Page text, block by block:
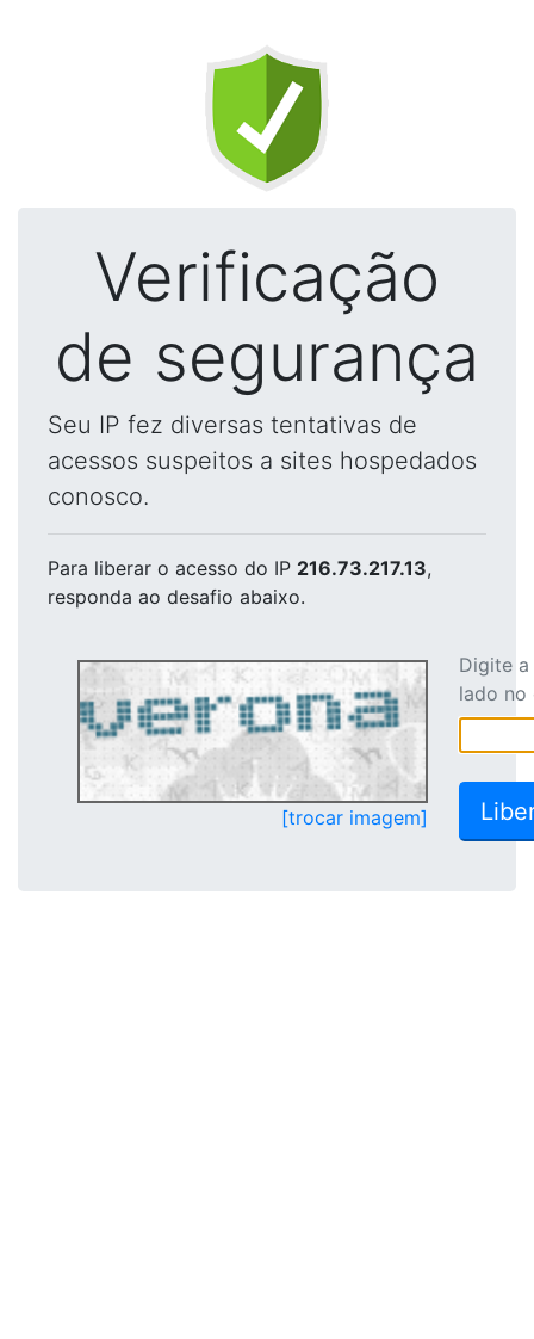
Verificação
de segurança
Seu IP fez diversas tentativas de
acessos suspeitos a sites hospedados
conosco.
Para liberar o acesso do IP 216.73.217.13,
responda ao desafio abaixo.
[trocar imagem]
Digite
lado no